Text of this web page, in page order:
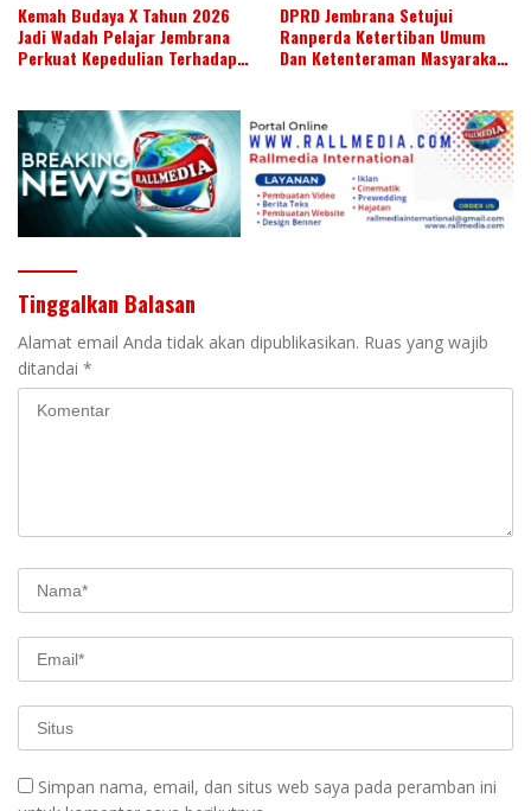
Kemah Budaya X Tahun 2026
Jadi Wadah Pelajar Jembrana
Perkuat Kepedulian Terhadap
DPRD Jembrana Setujui
Ranperda Ketertiban Umum
Dan Ketenteraman Masyarakat
Tinggalkan Balasan
Alamat email Anda tidak akan dipublikasikan. Ruas yang wajib
ditandai *
Simpan nama, email, dan situs web saya pada peramban ini